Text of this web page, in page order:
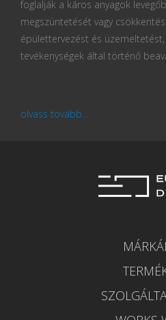
foglalják a káros anyagok
megszüntetését vagy
épülettervezést és
tevékenységek által történő
olvass tovább...